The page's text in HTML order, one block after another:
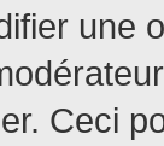
une
Ceci